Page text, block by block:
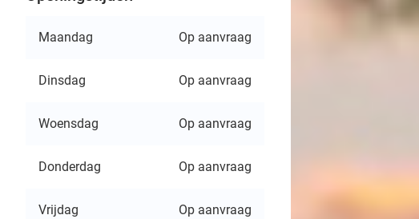
Maandag Op aanvraag
Dinsdag Op aanvraag
Woensdag Op aanvraag
Donderdag Op aanvraag
Vrijdag Op aanvraag